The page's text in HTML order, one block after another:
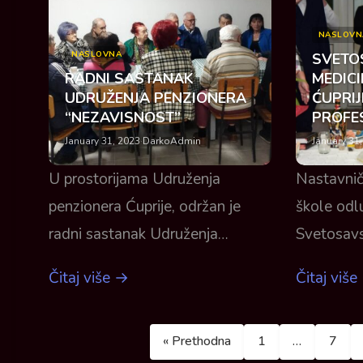
NASLOVNA
RADNI SASTANAK
UDRUŽENJA PENZIONERA
“NEZAVISNOST”
January 31, 2023·DarkoAdmin
U prostorijama Udruženja
penzionera Ćuprije, održan je
radni sastanak Udruženja…
Čitaj više →
January
škole
Čitaj
« Prethodna 1 … 7